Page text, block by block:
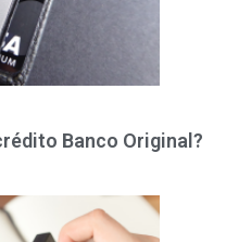
Banco Original?